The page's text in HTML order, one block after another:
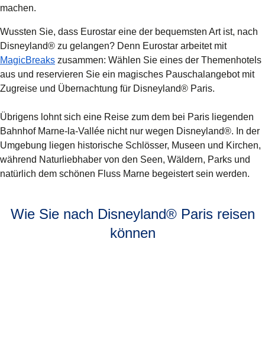
machen.
Wussten Sie, dass Eurostar eine der bequemsten Art ist, nach
Disneyland® zu gelangen? Denn Eurostar arbeitet mit
MagicBreaks( Öffnet einen neuen Tab)
zusammen: Wählen Sie eines der Themenhotels
aus und reservieren Sie ein magisches Pauschalangebot mit
Zugreise und Übernachtung für Disneyland® Paris.
Übrigens lohnt sich eine Reise zum dem bei Paris liegenden
Bahnhof Marne-la-Vallée nicht nur wegen Disneyland®. In der
Umgebung liegen historische Schlösser, Museen und Kirchen,
während Naturliebhaber von den Seen, Wäldern, Parks und
natürlich dem schönen Fluss Marne begeistert sein werden.
Wie Sie nach Disneyland® Paris reisen
können